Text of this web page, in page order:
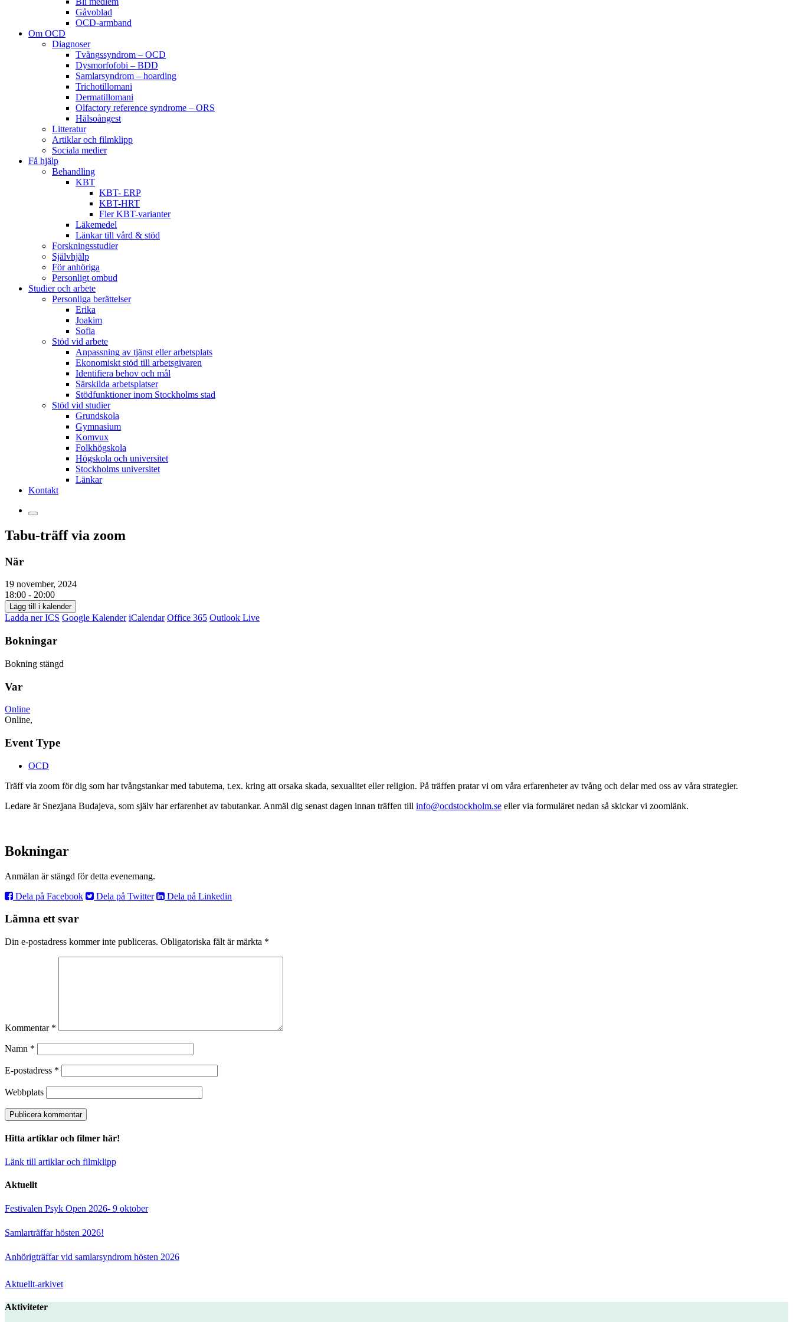
Gåvoblad
OCD-armband
Om OCD
Diagnoser
Tvångssyndrom – OCD
Dysmorfofobi – BDD
Samlarsyndrom – hoarding
Trichotillomani
Dermatillomani
Olfactory reference syndrome – ORS
Hälsoångest
Litteratur
Artiklar och filmklipp
Sociala medier
Få hjälp
Behandling
KBT
KBT- ERP
KBT-HRT
Fler KBT-varianter
Läkemedel
Länkar till vård & stöd
Forskningsstudier
Självhjälp
För anhöriga
Personligt ombud
Studier och arbete
Personliga berättelser
Erika
Joakim
Sofia
Stöd vid arbete
Anpassning av tjänst eller arbetsplats
Ekonomiskt stöd till arbetsgivaren
Identifiera behov och mål
Särskilda arbetsplatser
Stödfunktioner inom Stockholms stad
Stöd vid studier
Grundskola
Gymnasium
Komvux
Folkhögskola
Högskola och universitet
Stockholms universitet
Länkar
Kontakt
Tabu-träff via zoom
När
19 november, 2024
18:00 - 20:00
Lägg till i kalender
Ladda ner ICS Google Kalender iCalendar Office 365 Outlook Live
Bokningar
Bokning stängd
Var
Online
Online,
Event Type
OCD
Träff via zoom för dig som har tvångstankar med tabutema, t.ex. kring att orsaka skada, sexualitet eller religion. På träffen pratar vi om våra erfarenheter av tvång och delar med oss av våra strategier.
Ledare är Snezjana Budajeva, som själv har erfarenhet av tabutankar. Anmäl dig senast dagen innan träffen till info@ocdstockholm.se eller via formuläret nedan så skickar vi zoomlänk.
Bokningar
Anmälan är stängd för detta evenemang.
Dela på Facebook
Dela på Twitter Dela på Linkedin
Lämna ett svar
Din e-postadress kommer inte publiceras. Obligatoriska fält är märkta *
Kommentar *
Namn *
E-postadress *
Webbplats
Hitta artiklar och filmer här!
Länk till artiklar och filmklipp
Aktuellt
Festivalen Psyk Open 2026- 9 oktober
Samlarträffar hösten 2026!
Anhörigträffar vid samlarsyndrom hösten 2026
Aktuellt-arkivet
Aktiviteter